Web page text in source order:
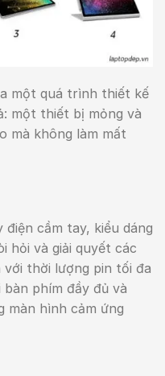
một quá trình thiết kế
một thiết bị mỏng và
mà không làm mất
cầm tay, kiểu dáng
hỏi và giải quyết các
thời lượng pin tối đa
bàn phím đầy đủ và
màn hình cảm ứng